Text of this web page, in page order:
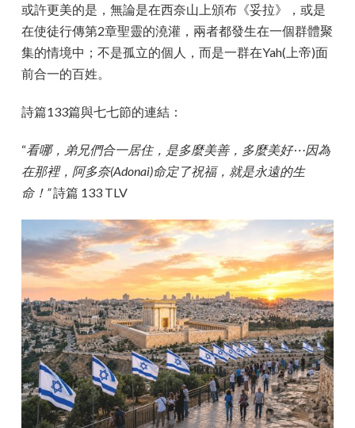
或許更美的是，無論是在西奈山上頒布《妥拉》，或是
在使徒行傳第2章聖靈的澆灌，兩者都發生在一個群體聚
集的情境中；不是孤立的個人，而是一群在Yah(上帝)面
前合一的百姓。
詩篇133篇與七七節的連結：
“看哪，弟兄們合一居住，是多麼美善，多麼美好⋯因為
在那裡，阿多奈(Adonai)命定了祝福，就是永遠的生
命！”詩篇 133 TLV